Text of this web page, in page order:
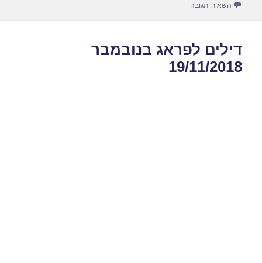
השאירו תגובה
דילים לפראג בנובמבר
19/11/2018